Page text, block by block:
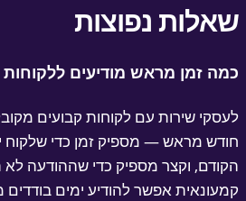
נפוצות
זמן מראש מודיעים ללקוחות על
שירות עם לקוחות קבועים מקובל
מראש — מספיק זמן כדי שלקוח
וקצר מספיק כדי שההודעה לא
אפשר להודיע ימים בודדים